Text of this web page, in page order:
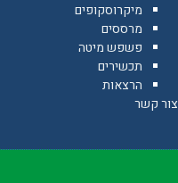
מיקרוסקופים
מרססים
פשפש מיטה
תכשירים
הרצאות
צור קשר